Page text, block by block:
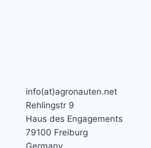
info(at)agronauten.net
Rehlingstr 9
Haus des Engagements
79100 Freiburg